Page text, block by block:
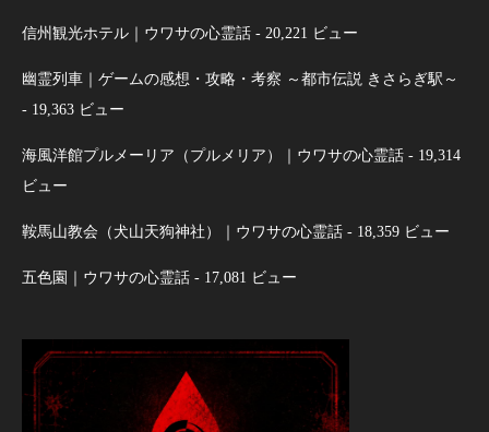
信州観光ホテル｜ウワサの心霊話 - 20,221 ビュー
幽霊列車｜ゲームの感想・攻略・考察 ～都市伝説 きさらぎ駅～
- 19,363 ビュー
海風洋館プルメーリア（プルメリア）｜ウワサの心霊話 - 19,314
ビュー
鞍馬山教会（犬山天狗神社）｜ウワサの心霊話 - 18,359 ビュー
五色園｜ウワサの心霊話 - 17,081 ビュー